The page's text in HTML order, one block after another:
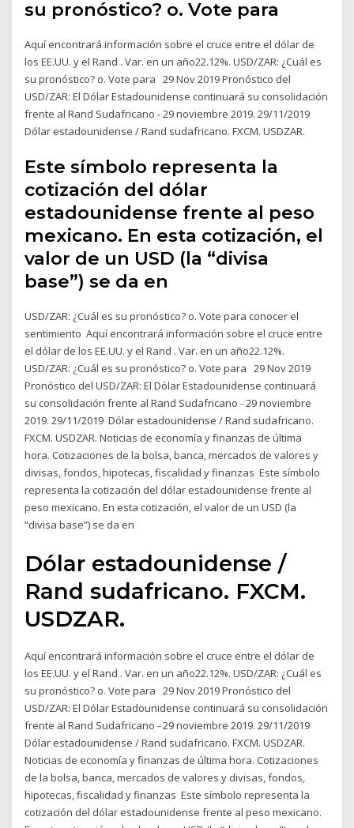
su pronóstico? o. Vote para
Aquí encontrará información sobre el cruce entre el dólar de
los EE.UU. y el Rand . Var. en un año22.12%. USD/ZAR: ¿Cuál es
su pronóstico? o. Vote para 29 Nov 2019 Pronóstico del
USD/ZAR: El Dólar Estadounidense continuará su consolidación
frente al Rand Sudafricano - 29 noviembre 2019. 29/11/2019
Dólar estadounidense / Rand sudafricano. FXCM. USDZAR.
Este símbolo representa la
cotización del dólar
estadounidense frente al peso
mexicano. En esta cotización, el
valor de un USD (la “divisa
base”) se da en
USD/ZAR: ¿Cuál es su pronóstico? o. Vote para conocer el
sentimiento Aquí encontrará información sobre el cruce entre
el dólar de los EE.UU. y el Rand . Var. en un año22.12%.
USD/ZAR: ¿Cuál es su pronóstico? o. Vote para 29 Nov 2019
Pronóstico del USD/ZAR: El Dólar Estadounidense continuará
su consolidación frente al Rand Sudafricano - 29 noviembre
2019. 29/11/2019 Dólar estadounidense / Rand sudafricano.
FXCM. USDZAR. Noticias de economía y finanzas de última
hora. Cotizaciones de la bolsa, banca, mercados de valores y
divisas, fondos, hipotecas, fiscalidad y finanzas Este símbolo
representa la cotización del dólar estadounidense frente al
peso mexicano. En esta cotización, el valor de un USD (la
“divisa base”) se da en
Dólar estadounidense /
Rand sudafricano. FXCM.
USDZAR.
Aquí encontrará información sobre el cruce entre el dólar de
los EE.UU. y el Rand . Var. en un año22.12%. USD/ZAR: ¿Cuál es
su pronóstico? o. Vote para 29 Nov 2019 Pronóstico del
USD/ZAR: El Dólar Estadounidense continuará su consolidación
frente al Rand Sudafricano - 29 noviembre 2019. 29/11/2019
Dólar estadounidense / Rand sudafricano. FXCM. USDZAR.
Noticias de economía y finanzas de última hora. Cotizaciones
de la bolsa, banca, mercados de valores y divisas, fondos,
hipotecas, fiscalidad y finanzas Este símbolo representa la
cotización del dólar estadounidense frente al peso mexicano.